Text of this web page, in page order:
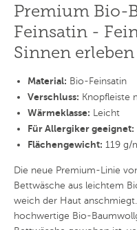
Premium Bio-
Feinsatin -
Sinnen erleben
Material: Bio-Feinsatin
Verschluss: Knopfleiste
Wärmeklasse: Leicht
Für Allergiker geeignet:
Flächengewicht: 119 g/
Die neue Premium-Linie
Bettwäsche aus leichtem
weich der Haut
hochwertige Bio-